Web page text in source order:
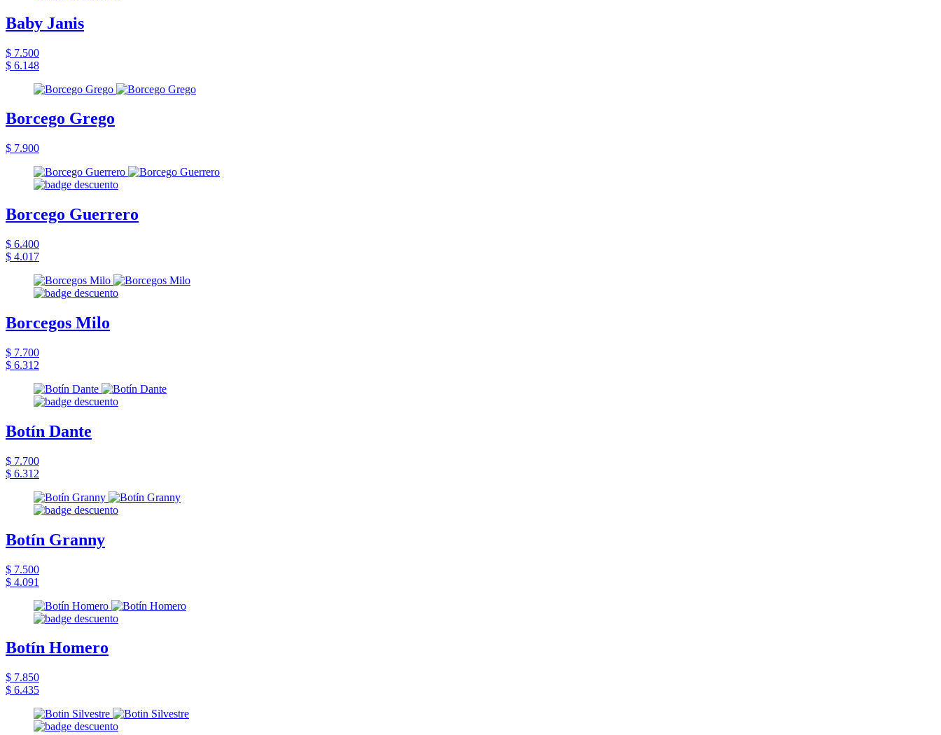
Baby Janis
$ 7.500
$ 6.148
Borcego Grego
$ 7.900
Borcego Guerrero
$ 6.400
$ 4.017
Borcegos Milo
$ 7.700
$ 6.312
Botín Dante
$ 7.700
$ 6.312
Botín Granny
$ 7.500
$ 4.091
Botín Homero
$ 7.850
$ 6.435